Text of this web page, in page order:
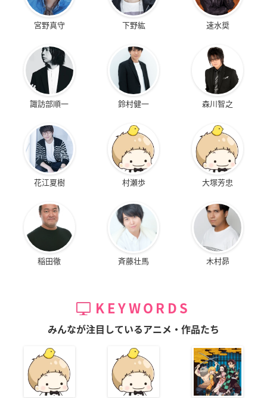
宮野真守 下野紘 速水奨
諏訪部順一 鈴村健一 森川智之
花江夏樹 村瀬歩 大塚芳忠
稲田徹 斉藤壮馬 木村昴
KEYWORDS
みんなが注目しているアニメ・作品たち